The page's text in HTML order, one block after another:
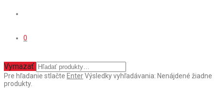
0
Vymazať
Pre hľadanie stlačte EnterVýsledky vyhľadávania: Nenájdené žiadne
produkty.